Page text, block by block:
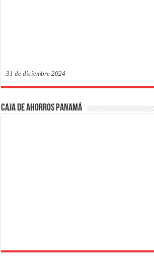
31 de diciembre 2024
Caja de Ahorros Panamá